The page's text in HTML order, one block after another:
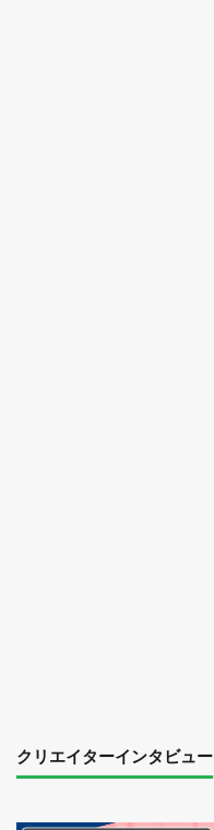
クリエイターインタビュー